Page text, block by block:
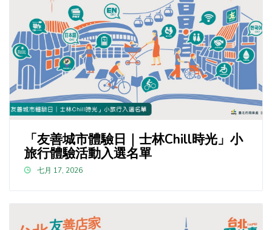
「友善城市體驗日｜士林Chill時光」小
旅行體驗活動入選名單
七月 17, 2026